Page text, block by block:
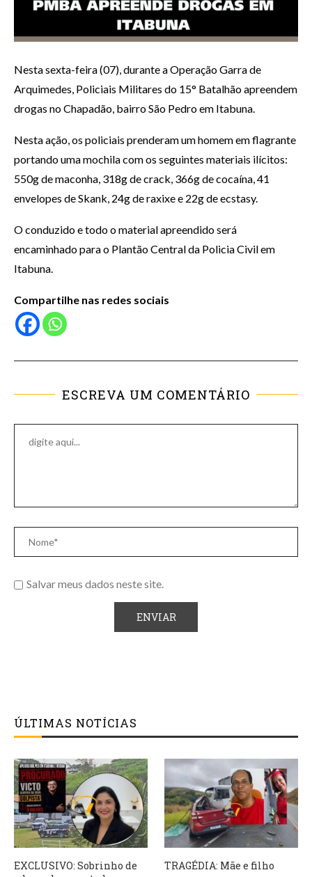
Nesta sexta-feira (07), durante a Operação Garra de
Arquimedes, Policiais Militares do 15° Batalhão apreendem
drogas no Chapadão, bairro São Pedro em Itabuna.
Nesta ação, os policiais prenderam um homem em flagrante
portando uma mochila com os seguintes materiais ilícitos:
550g de maconha, 318g de crack, 366g de cocaína, 41
envelopes de Skank, 24g de raxixe e 22g de ecstasy.
O conduzido e todo o material apreendido será
encaminhado para o Plantão Central da Policia Civil em
Itabuna.
Compartilhe nas redes sociais
ESCREVA UM COMENTÁRIO
Salvar meus dados neste site.
ÚLTIMAS NOTÍCIAS
EXCLUSIVO: Sobrinho de
TRAGÉDIA: Mãe e filho